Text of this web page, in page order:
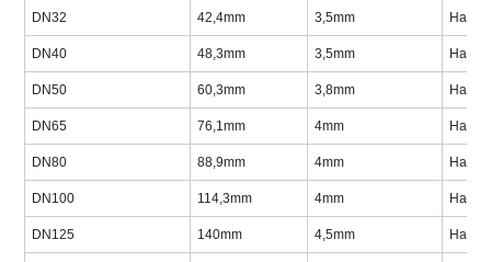
DN32 42,4mm 3,5mm Hasta
DN40 48,3mm 3,5mm Hasta
DN50 60,3mm 3,8mm Hasta
DN65 76,1mm 4mm Hasta
DN80 88,9mm 4mm Hasta
DN100 114,3mm 4mm Hasta
DN125 140mm 4,5mm Hasta